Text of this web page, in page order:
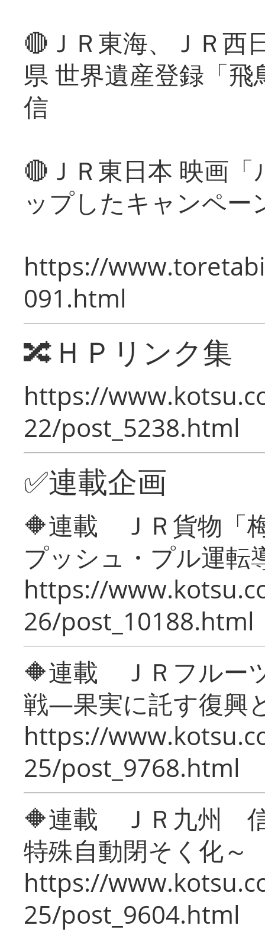
🔴ＪＲ東海、ＪＲ西
県 世界遺産登録「
信
🔴ＪＲ東日本 映画
ップしたキャンペー
https://
091.html
🔀ＨＰリンク集
https://
22/post_5238.html
✅連載企画
🔶連載 ＪＲ貨物「
プッシュ・プル運転
https://
26/post_10188.html
🔶連載 ＪＲフルー
戦―果実に託す復興
https://
25/post_9768.html
🔶連載 ＪＲ九州 信
特殊自動閉そく化～
https://
25/post_9604.html